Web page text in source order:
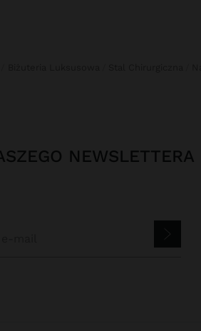
NEWSLETTERA